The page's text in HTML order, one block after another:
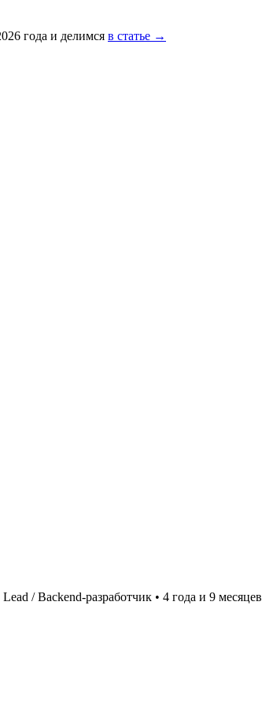
года и делимся в статье →
/ Backend-разработчик • 4 года и 9 месяцев